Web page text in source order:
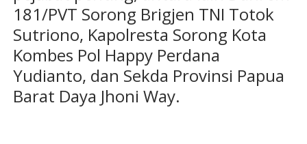
181/PVT Sorong Brigjen TNI Totok
Sutriono, Kapolresta Sorong Kota
Kombes Pol Happy Perdana
Yudianto, dan Sekda Provinsi Papua
Barat Daya Jhoni Way.